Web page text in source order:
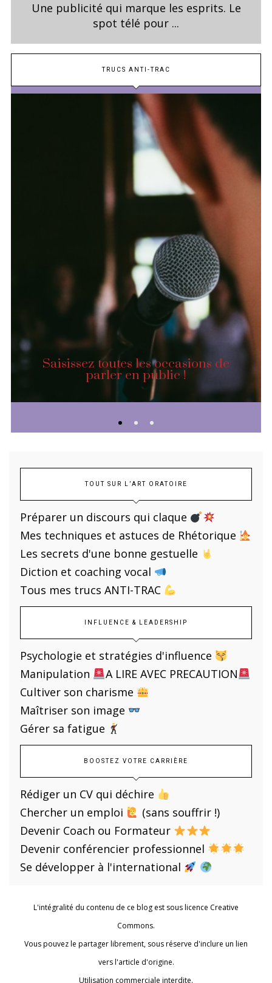
Une publicité qui marque les esprits. Le
spot télé pour ...
TRUCS ANTI-TRAC
Saisissez toutes les occasions de
parler en public !
TOUT SUR L’ART ORATOIRE
Préparer un discours qui claque
Mes techniques et astuces de Rhétorique
Les secrets d'une bonne gestuelle
Diction et coaching vocal
Tous mes trucs ANTI-TRAC
INFLUENCE & LEADERSHIP
Psychologie et stratégies d'influence
Manipulation
A LIRE AVEC PRECAUTION
Cultiver son charisme
Maîtriser son image
Gérer sa fatigue
BOOSTEZ VOTRE CARRIÈRE
Rédiger un CV qui déchire
Chercher un emploi
(sans souffrir !)
Devenir Coach ou Formateur
Devenir conférencier professionnel
Se développer à l'international
L'intégralité du contenu de ce blog est sous licence Creative
Commons.
Vous pouvez le partager librement, sous réserve d'inclure un lien
vers l'article d'origine.
Utilisation commerciale interdite.